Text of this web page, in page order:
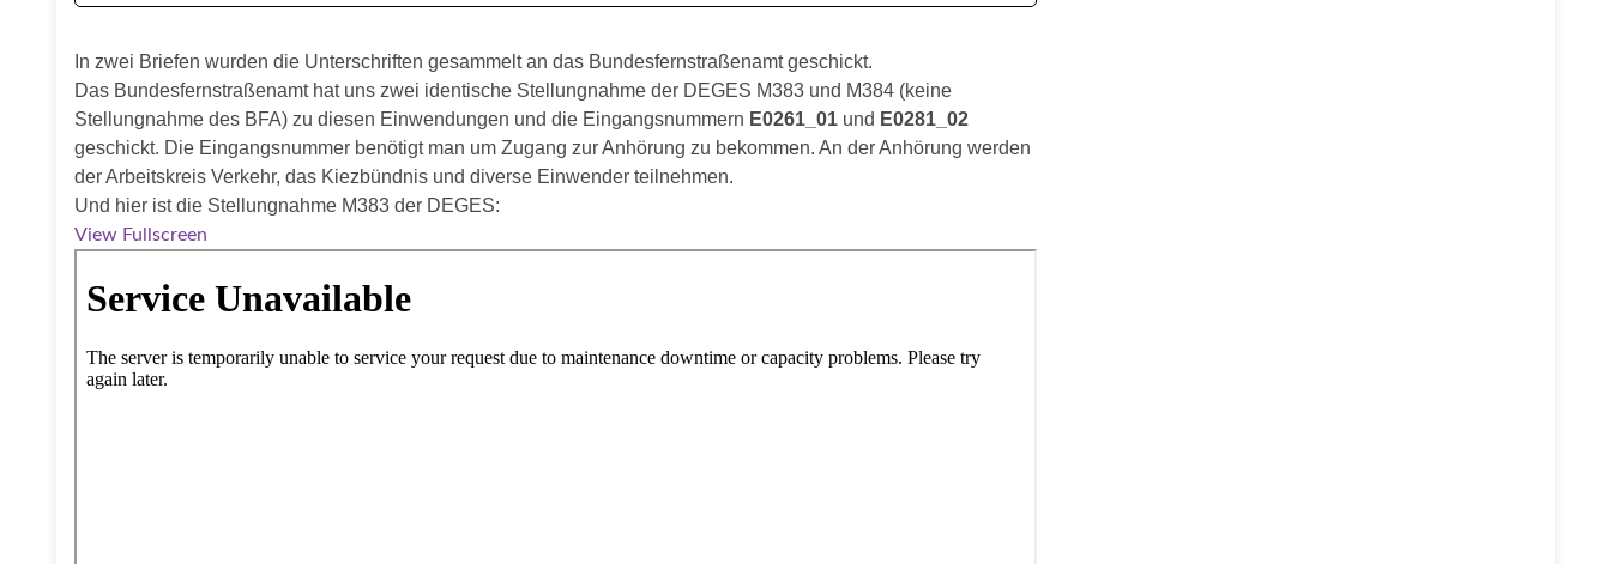
In zwei Briefen wurden die Unterschriften gesammeltan das Bundesfernstraßenamt geschickt.
Das Bundesfernstraßenamt hat uns zwei identische Stellungnahme der DEGES M383 und M384 (keine
Stellungnahme des BFA) zu diesen Einwendungen und die Eingangsnummern E0261_01 und E0281_02
geschickt. Die Eingangsnummer benötigt man um Zugang zur Anhörung zu bekommen. An der Anhörung werden
der Arbeitskreis Verkehr, das Kiezbündnis und diverse Einwender teilnehmen.
Und hier ist die Stellungnahme M383 der DEGES:
View Fullscreen